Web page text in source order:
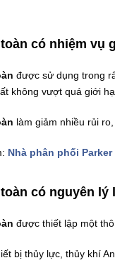
có nhiệm vụ
được sử dụng trong
không vượt quá giới
làm giảm nhiều rủi
Nhà phân phối Parker
có nguyên lý
được thiết lập một
bị thủy lực, thủy khí